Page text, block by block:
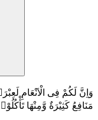
وَاِنَّ لَكُمْ فِى الْاَنْعَامِ
مَنَافِعُ كَثِيْرَةٌ وَّمِنْهَا